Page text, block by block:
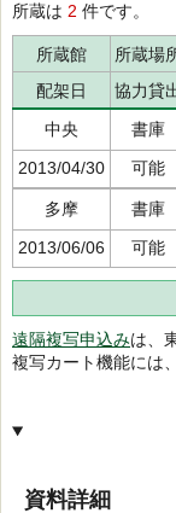
所蔵は 2 件です。
所蔵館 所蔵場
配架日
協力貸
中央
書庫
2013/04/30
可能
多摩 書庫
2013/06/06
可能
遠隔複写申込みは、
複写カート機能には
資料詳細